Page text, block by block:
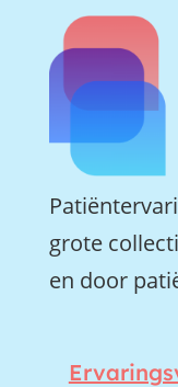
grote
en door